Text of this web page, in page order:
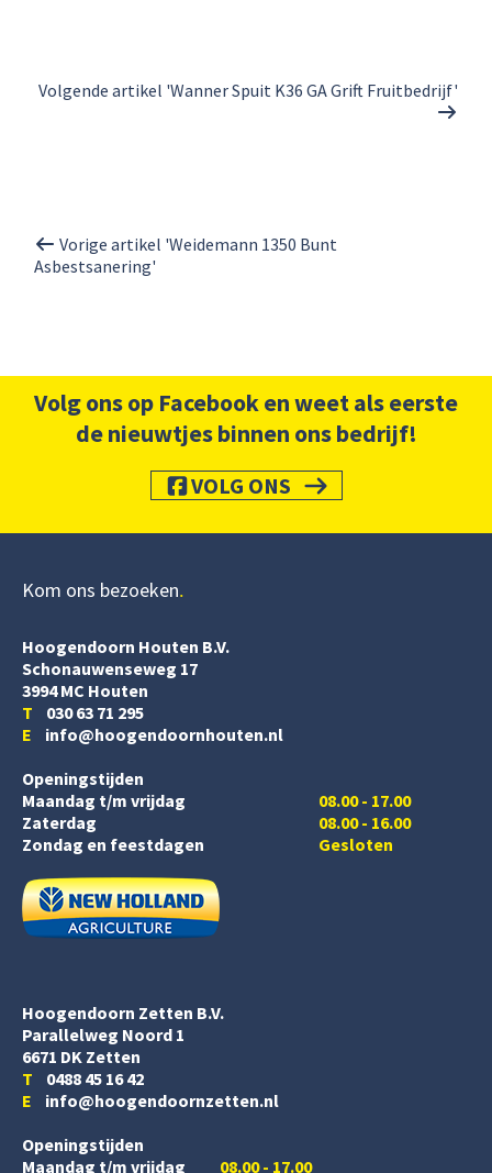
Volgende artikel 'Wanner Spuit K36 GA Grift Fruitbedrijf'
Vorige artikel 'Weidemann 1350 Bunt
Asbestsanering'
Volg ons op Facebook en weet als eerste
de nieuwtjes binnen ons bedrijf!
VOLG ONS
Kom ons bezoeken
Hoogendoorn Houten B.V.
Schonauwenseweg 17
3994 MC Houten
T 030 63 71 295
E info@hoogendoornhouten.nl
Openingstijden
Maandag t/m vrijdag
Zaterdag
08.00 - 17.00
08.00 - 16.00
Zondag en feestdagen
Gesloten
Hoogendoorn Zetten B.V.
Parallelweg Noord 1
6671 DK Zetten
T 0488 45 16 42
E info@hoogendoornzetten.nl
Openingstijden
Maandag t/m vrijdag
08.00 - 17.00